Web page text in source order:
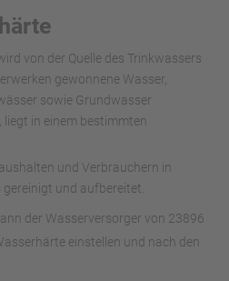
von der Quelle des Trinkwassers
gewonnene Wasser,
sowie Grundwasser
in einem bestimmten
und Verbrauchern in
und aufbereitet.
der Wasserversorger von 23896
einstellen und nach den